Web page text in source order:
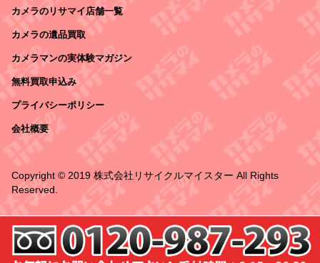
カメラのリサマイ店舗一覧
カメラの遺品買取
カメラマンの実体験マガジン
無料買取申込み
プライバシーポリシー
会社概要
Copyright © 2019 株式会社リサイクルマイスター All Rights
Reserved.